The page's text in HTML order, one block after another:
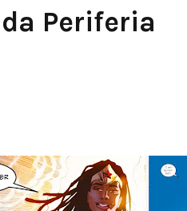
Periferia